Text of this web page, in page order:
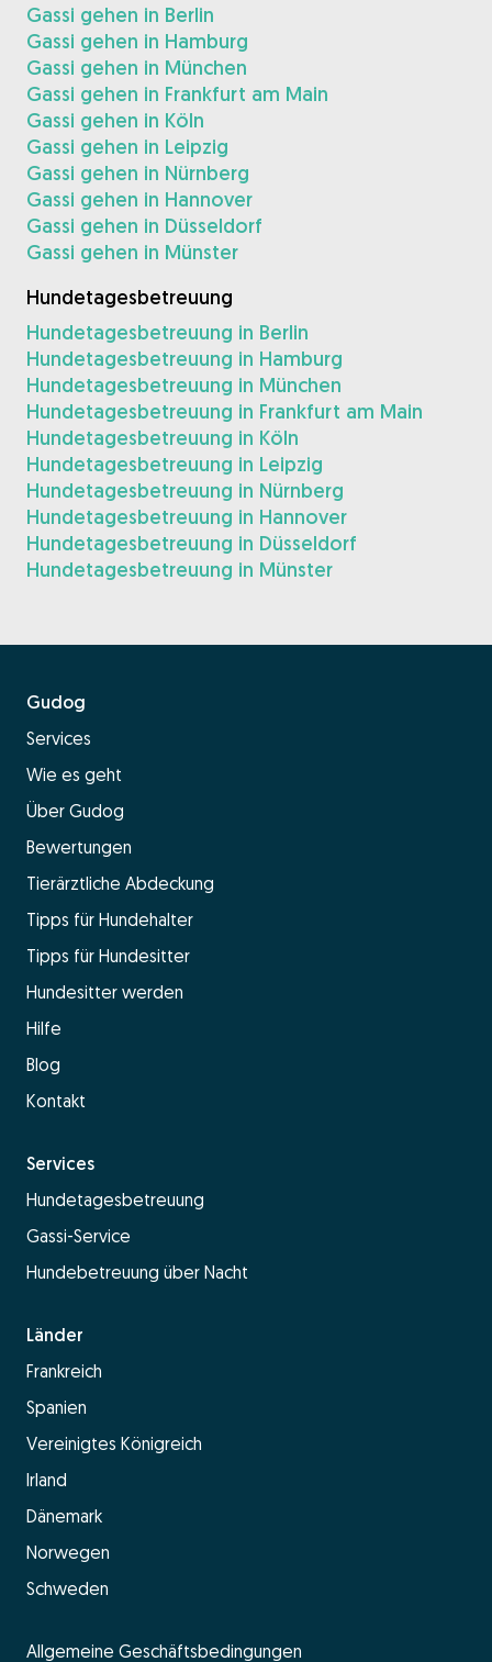
Gassi gehen in Berlin
Gassi gehen in Hamburg
Gassi gehen in München
Gassi gehen in Frankfurt am Main
Gassi gehen in Köln
Gassi gehen in Leipzig
Gassi gehen in Nürnberg
Gassi gehen in Hannover
Gassi gehen in Düsseldorf
Gassi gehen in Münster
Hundetagesbetreuung
Hundetagesbetreuung in Berlin
Hundetagesbetreuung in Hamburg
Hundetagesbetreuung in München
Hundetagesbetreuung in Frankfurt am Main
Hundetagesbetreuung in Köln
Hundetagesbetreuung in Leipzig
Hundetagesbetreuung in Nürnberg
Hundetagesbetreuung in Hannover
Hundetagesbetreuung in Düsseldorf
Hundetagesbetreuung in Münster
Gudog
Services
Wie es geht
Über Gudog
Bewertungen
Tierärztliche Abdeckung
Tipps für Hundehalter
Tipps für Hundesitter
Hundesitter werden
Hilfe
Blog
Kontakt
Services
Hundetagesbetreuung
Gassi-Service
Hundebetreuung über Nacht
Länder
Frankreich
Spanien
Vereinigtes Königreich
Irland
Dänemark
Norwegen
Schweden
Allgemeine Geschäftsbedingungen